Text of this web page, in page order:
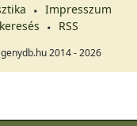
Impresszum
RSS
2014 - 2026